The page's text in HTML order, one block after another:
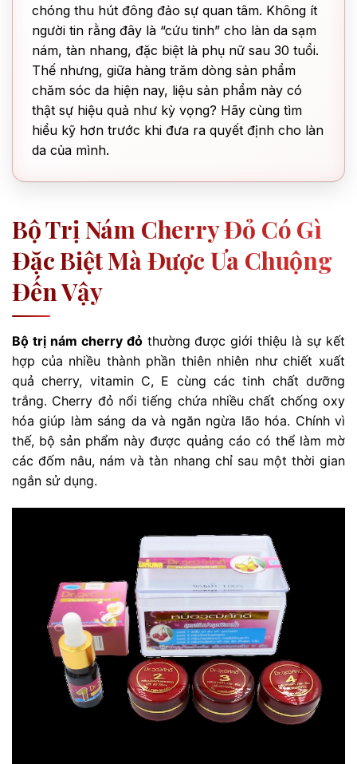
chóng thu hút đông đảo sự quan tâm. Không ít
người tin rằng đây là “cứu tinh” cho làn da sạm
nám, tàn nhang, đặc biệt là phụ nữ sau 30 tuổi.
Thế nhưng, giữa hàng trăm dòng sản phẩm
chăm sóc da hiện nay, liệu sản phẩm này có
thật sự hiệu quả như kỳ vọng? Hãy cùng tìm
hiểu kỹ hơn trước khi đưa ra quyết định cho làn
da của mình.
Bộ Trị Nám Cherry Đỏ Có Gì
Đặc Biệt Mà Được Ưa Chuộng
Đến Vậy
Bộ trị nám cherry đỏthường được giới thiệu là sự kết
hợp của nhiều thành phần thiên nhiên như chiết xuất
quả cherry, vitamin C, E cùng các tinh chất dưỡng
trắng. Cherry đỏ nổi tiếng chứa nhiều chất chống oxy
hóa giúp làm sáng da và ngăn ngừa lão hóa. Chính vì
thế, bộ sản phẩm này được quảng cáo có thể làm mờ
các đốm nâu, nám và tàn nhang chỉ sau một thời gian
ngắn sử dụng.